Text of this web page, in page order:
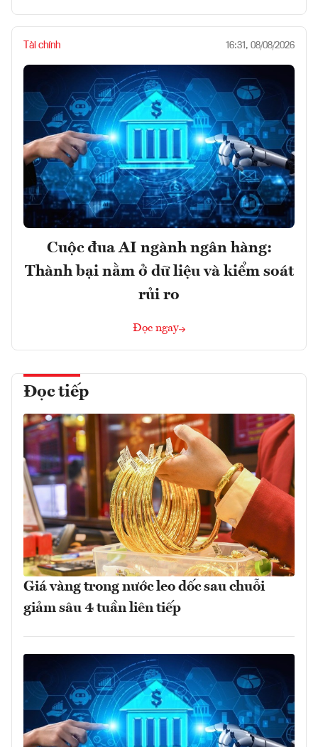
Tài chính 16:31, 08/08/2026
Cuộc đua AI ngành ngân hàng:
Thành bại nằm ở dữ liệu và kiểm soát
rủi ro
Đọc ngay
Đọc tiếp
Giá vàng trong nước leo dốc sau chuỗi
giảm sâu 4 tuần liên tiếp